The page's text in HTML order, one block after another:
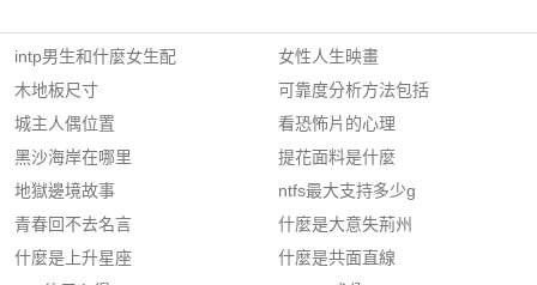
intp男生和什麼女生配
木地板尺寸
城主人偶位置
黑沙海岸在哪里
地獄邊境故事
青春回不去名言
什麼是上升星座
女性人生映畫
可靠度分析方法包括
看恐怖片的心理
提花面料是什麼
ntfs最大支持多少g
什麼是大意失荊州
什麼是共面直線